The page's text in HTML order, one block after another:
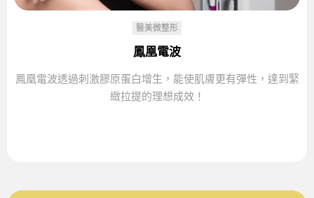
醫美微整形
鳳凰電波
鳳凰電波透過刺激膠原蛋白增生，能使肌膚更有彈性，達到緊
緻拉提的理想成效！